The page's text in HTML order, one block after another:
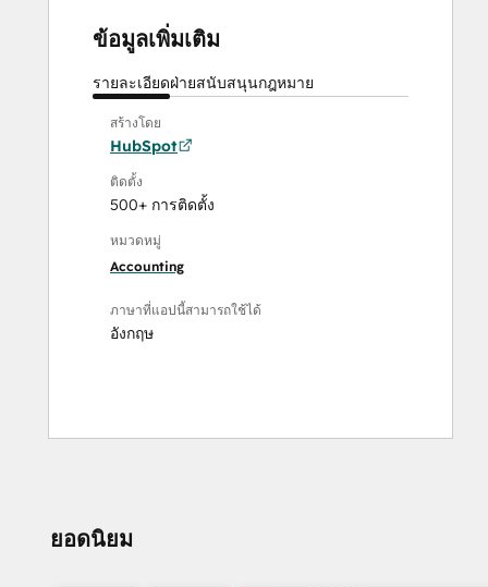
ข้อมูลเพิ่มเติม
รายละเอียดฝ่ายสนับสนุนกฎหมาย
สร้างโดย
HubSpot
ติดตั้ง
500+ การติดตั้ง
หมวดหมู่
Accounting
ภาษาที่แอปนี้สามารถใช้ได้
อังกฤษ
ยอดนิยม